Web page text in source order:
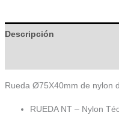
Descripción
Rueda Ø75X40mm de nylon
RUEDA NT – Nylon